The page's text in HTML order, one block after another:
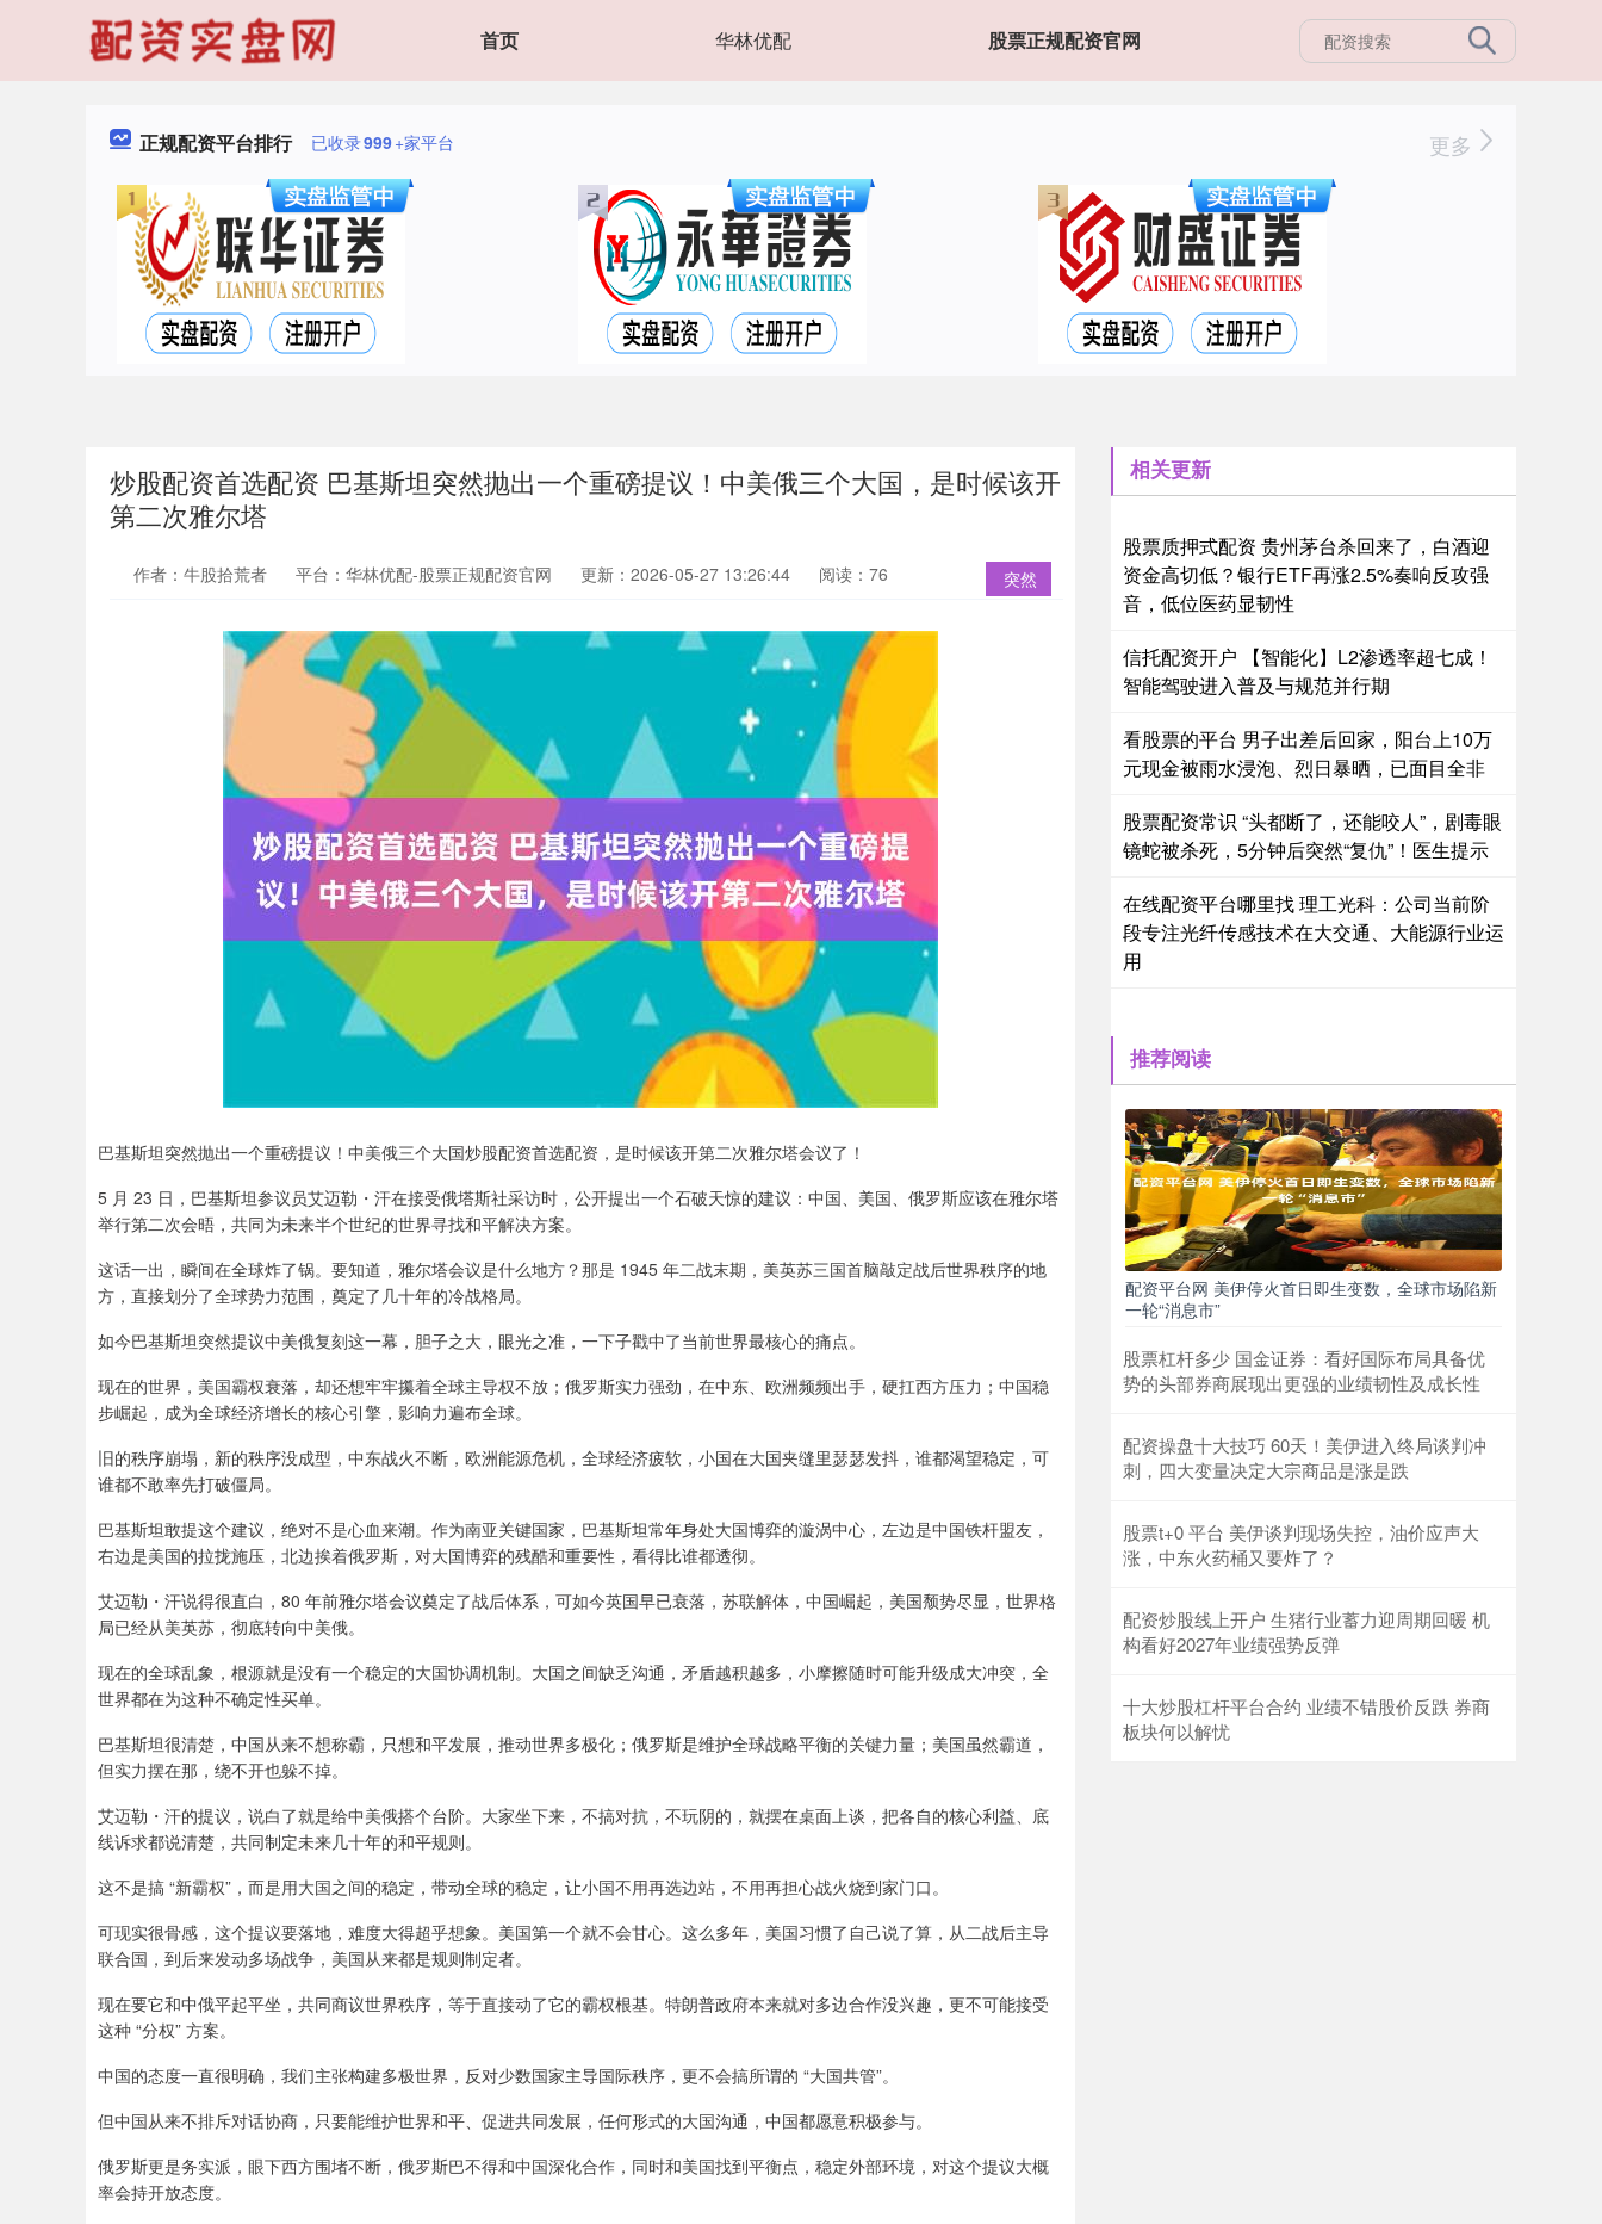
首页 华林优配 股票正规配资官网
正规配资平台排行 已收录999+家平台 更多
炒股配资首选配资 巴基斯坦突然抛出一个重磅提议！中美俄三个大国，是时候该开
第二次雅尔塔
突然
作者：牛股拾荒者 平台：华林优配-股票正规配资官网 更新：2026-05-27 13:26:44 阅读：76
巴基斯坦突然抛出一个重磅提议！中美俄三个大国炒股配资首选配资，是时候该开第二次雅尔塔会议了！
5 月 23 日，巴基斯坦参议员艾迈勒・汗在接受俄塔斯社采访时，公开提出一个石破天惊的建议：中国、美国、俄罗斯应该在雅尔塔
举行第二次会晤，共同为未来半个世纪的世界寻找和平解决方案。
这话一出，瞬间在全球炸了锅。要知道，雅尔塔会议是什么地方？那是 1945 年二战末期，美英苏三国首脑敲定战后世界秩序的地
方，直接划分了全球势力范围，奠定了几十年的冷战格局。
如今巴基斯坦突然提议中美俄复刻这一幕，胆子之大，眼光之准，一下子戳中了当前世界最核心的痛点。
现在的世界，美国霸权衰落，却还想牢牢攥着全球主导权不放；俄罗斯实力强劲，在中东、欧洲频频出手，硬扛西方压力；中国稳
步崛起，成为全球经济增长的核心引擎，影响力遍布全球。
旧的秩序崩塌，新的秩序没成型，中东战火不断，欧洲能源危机，全球经济疲软，小国在大国夹缝里瑟瑟发抖，谁都渴望稳定，可
谁都不敢率先打破僵局。
巴基斯坦敢提这个建议，绝对不是心血来潮。作为南亚关键国家，巴基斯坦常年身处大国博弈的漩涡中心，左边是中国铁杆盟友，
右边是美国的拉拢施压，北边挨着俄罗斯，对大国博弈的残酷和重要性，看得比谁都透彻。
艾迈勒・汗说得很直白，80 年前雅尔塔会议奠定了战后体系，可如今英国早已衰落，苏联解体，中国崛起，美国颓势尽显，世界格
局已经从美英苏，彻底转向中美俄。
现在的全球乱象，根源就是没有一个稳定的大国协调机制。大国之间缺乏沟通，矛盾越积越多，小摩擦随时可能升级成大冲突，全
世界都在为这种不确定性买单。
巴基斯坦很清楚，中国从来不想称霸，只想和平发展，推动世界多极化；俄罗斯是维护全球战略平衡的关键力量；美国虽然霸道，
但实力摆在那，绕不开也躲不掉。
艾迈勒・汗的提议，说白了就是给中美俄搭个台阶。大家坐下来，不搞对抗，不玩阴的，就摆在桌面上谈，把各自的核心利益、底
线诉求都说清楚，共同制定未来几十年的和平规则。
这不是搞 “新霸权”，而是用大国之间的稳定，带动全球的稳定，让小国不用再选边站，不用再担心战火烧到家门口。
可现实很骨感，这个提议要落地，难度大得超乎想象。美国第一个就不会甘心。这么多年，美国习惯了自己说了算，从二战后主导
联合国，到后来发动多场战争，美国从来都是规则制定者。
现在要它和中俄平起平坐，共同商议世界秩序，等于直接动了它的霸权根基。特朗普政府本来就对多边合作没兴趣，更不可能接受
这种 “分权” 方案。
中国的态度一直很明确，我们主张构建多极世界，反对少数国家主导国际秩序，更不会搞所谓的 “大国共管”。
但中国从来不排斥对话协商，只要能维护世界和平、促进共同发展，任何形式的大国沟通，中国都愿意积极参与。
俄罗斯更是务实派，眼下西方围堵不断，俄罗斯巴不得和中国深化合作，同时和美国找到平衡点，稳定外部环境，对这个提议大概
率会持开放态度。
相关更新
股票质押式配资 贵州茅台杀回来了，白酒迎
资金高切低？银行ETF再涨2.5%奏响反攻强
音，低位医药显韧性
信托配资开户 【智能化】L2渗透率超七成！
智能驾驶进入普及与规范并行期
看股票的平台 男子出差后回家，阳台上10万
元现金被雨水浸泡、烈日暴晒，已面目全非
股票配资常识 “头都断了，还能咬人”，剧毒眼
镜蛇被杀死，5分钟后突然“复仇”！医生提示
在线配资平台哪里找 理工光科：公司当前阶
段专注光纤传感技术在大交通、大能源行业运
用
推荐阅读
配资平台网 美伊停火首日即生变数，全球市场陷新
一轮“消息市”
股票杠杆多少 国金证券：看好国际布局具备优
势的头部券商展现出更强的业绩韧性及成长性
配资操盘十大技巧 60天！美伊进入终局谈判冲
刺，四大变量决定大宗商品是涨是跌
股票t+0 平台 美伊谈判现场失控，油价应声大
涨，中东火药桶又要炸了？
配资炒股线上开户 生猪行业蓄力迎周期回暖 机
构看好2027年业绩强势反弹
十大炒股杠杆平台合约 业绩不错股价反跌 券商
板块何以解忧